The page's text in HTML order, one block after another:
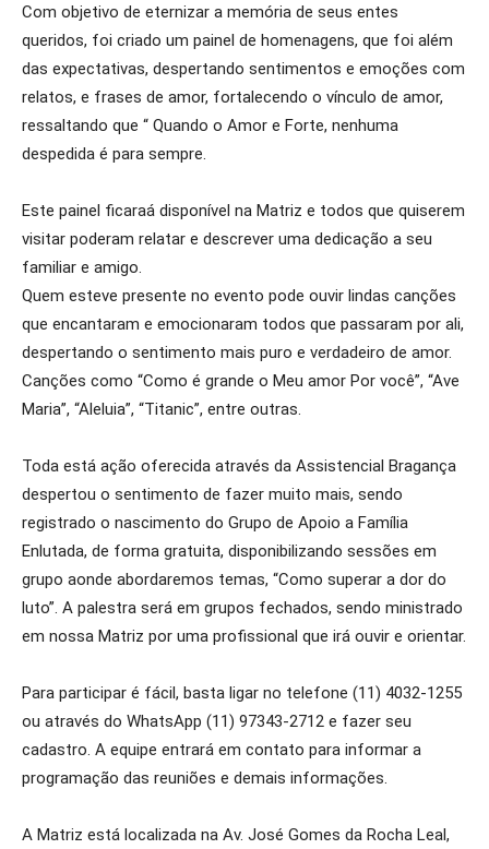
Com objetivo de eternizar a memória de seus entes
queridos, foi criado um painel de homenagens, que foi além
das expectativas, despertando sentimentos e emoções com
relatos, e frases de amor, fortalecendo o vínculo de amor,
ressaltando que “ Quando o Amor e Forte, nenhuma
despedida é para sempre.
Este painel ficaraá disponível na Matriz e todos que quiserem
visitar poderam relatar e descrever uma dedicação a seu
familiar e amigo.
Quem esteve presente no evento pode ouvir lindas canções
que encantaram e emocionaram todos que passaram por ali,
despertando o sentimento mais puro e verdadeiro de amor.
Canções como “Como é grande o Meu amor Por você”, “Ave
Maria”, “Aleluia”, “Titanic”, entre outras.
Toda está ação oferecida através da Assistencial Bragança
despertou o sentimento de fazer muito mais, sendo
registrado o nascimento do Grupo de Apoio a Família
Enlutada, de forma gratuita, disponibilizando sessões em
grupo aonde abordaremos temas, “Como superar a dor do
luto”. A palestra será em grupos fechados, sendo ministrado
em nossa Matriz por uma profissional que irá ouvir e orientar.
Para participar é fácil, basta ligar no telefone (11) 4032-1255
ou através do WhatsApp (11) 97343-2712 e fazer seu
cadastro. A equipe entrará em contato para informar a
programação das reuniões e demais informações.
A Matriz está localizada na Av. José Gomes da Rocha Leal,